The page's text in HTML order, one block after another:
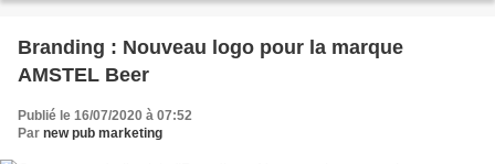
Branding : Nouveau logo pour la marque
AMSTEL Beer
Publié le 16/07/2020 à 07:52
Par new pub marketing